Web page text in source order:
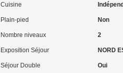
Cuisine
Plain-pied Non
Nombre niveaux 2
Exposition Séjour NORD
Séjour Double Oui